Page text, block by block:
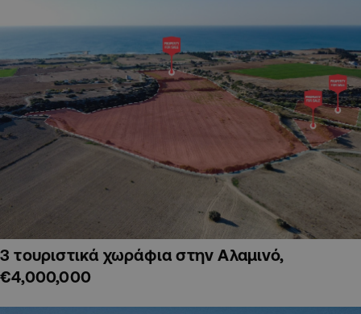
3 τουριστικά χωράφια στην Αλαμινό,
€4,000,000